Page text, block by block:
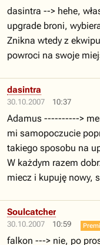
dasintra --> hehe,
upgrade broni,
Znikna wtedy z
powroci na swoje
30.10.2007 10:37
dasintra
Adamus ---------->
mi samopoczucie
takiego sposobu na
W każdym razem
miecz i kupuję nowy,
30.10.2007 10:59
Soulcatcher
falkon ---> nie, po